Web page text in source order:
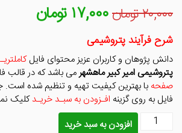
۲۰,۰۰۰تومانقیمت
اصلی
بود.
۱۷,۰۰۰تومان
است.
شرح فرآیند پتروشیمی
دانش پژوهان و کاربران عزیز محتوای فایل
پتروشیمی امیر کبیر ماهشهرمی باشد که در قالب
صفحه با بهترین کیفیت تهیه و تنظیم شده است.
فایل به روی گزینه افـزودن به سبـد خریـدکلیک
پروژه
افزودن به سبد خرید